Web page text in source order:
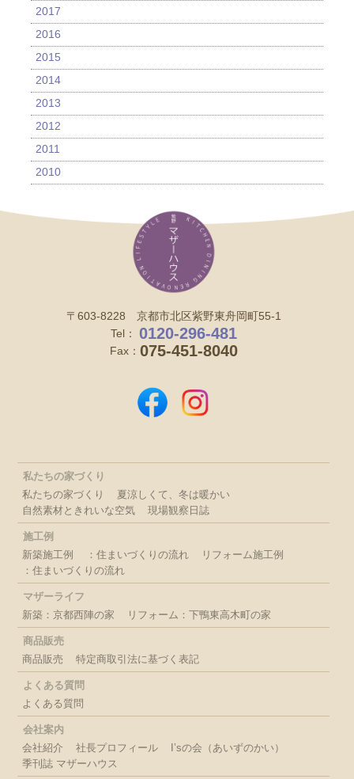
2017
2016
2015
2014
2013
2012
2011
2010
〒603-8228 京都市北区紫野東舟岡町55-1
Tel：
0120-296-481
Fax： 075-451-8040
私たちの家づくり
私たちの家づくり
夏涼しくて、冬は暖かい
自然素材ときれいな空気
現場観察日誌
施工例
新築施工例
：住まいづくりの流れ
リフォーム施工例
：住まいづくりの流れ
マザーライフ
新築：京都西陣の家
リフォーム：下鴨東高木町の家
商品販売
商品販売
特定商取引法に基づく表記
よくある質問
よくある質問
会社案内
会社紹介
社長プロフィール
I’sの会（あいずのかい）
季刊誌 マザーハウス